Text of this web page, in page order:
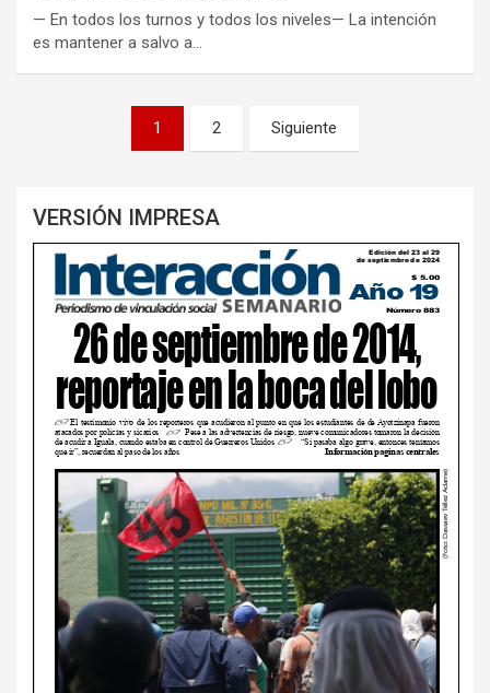
— En todos los turnos y todos los niveles— La intención
es mantener a salvo a…
1 2 Siguiente
VERSIÓN IMPRESA